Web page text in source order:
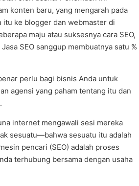
konten baru, yang mengarah pada
ke blogger dan webmaster di
maju atau suksesnya cara SEO,
SEO sanggup membuatnya satu %
perlu bagi bisnis Anda untuk
agensi yang paham tentang itu dan
internet mengawali sesi mereka
sesuatu—bahwa sesuatu itu adalah
pencari (SEO) adalah proses
terhubung bersama dengan usaha